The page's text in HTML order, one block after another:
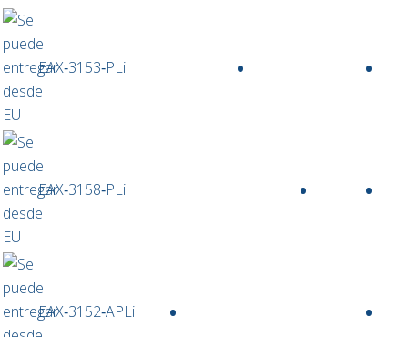
EAX‑3153‑PLi • •
EAX‑3158‑PLi • •
EAX‑3152‑APLi • •